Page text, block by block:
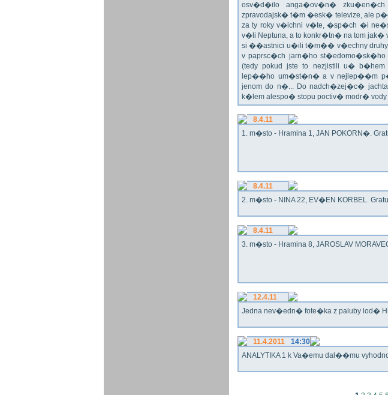
osv�d�ilo anga�ov�n� zku�en�ch
zpravodajsk� t�m �esk� televize, ale
za ty roky v�ichni v�te, �sp�ch �i
v�li Neptuna, a to konkr�tn� na tom
si ��astnici u�ili t�m�� v�echny
v paprsc�ch jarn�ho
(tedy pokud jste to nezjistili u�
lep��ho um�st�n� a v nejlep��m
jenom do n�... Do nadch�zej�c�
k�lem alespo� stopu poctiv� modr�
8.4.11
1. m�sto - Hramina 1, JAN POKORN�.
8.4.11
2. m�sto - NINA 22, EV�EN KORBEL.
8.4.11
3. m�sto - Hramina 8, JAROSLAV
12.4.11
Jedna nev�edn� fote�ka z paluby lod�
11.4.2011
14:30
ANALYTIKA 1 k Va�emu dal��mu